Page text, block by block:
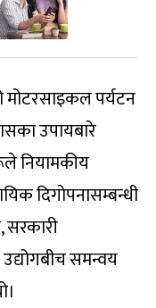
मोटरसाइकल पर्यटन
उपायबारे
नियामकीय
दिगोपनासम्बन्धी
सरकारी
समन्वय